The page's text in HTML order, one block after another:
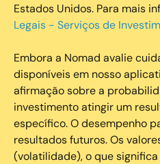
Estados Unidos. Para mais
Legais - Serviços de
Embora a Nomad avalie
disponíveis em nosso
afirmação sobre a
investimento atingir um
específico. O desempenho
resultados futuros. Os
(volatilidade), o que